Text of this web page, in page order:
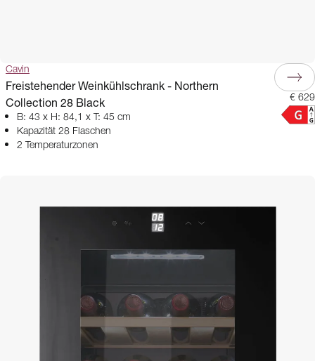
Cavin
Freistehender Weinkühlschrank - Northern
Collection 28 Black
B: 43 x H: 84,1 x T: 45 cm
Kapazität 28 Flaschen
2 Temperaturzonen
€ 629